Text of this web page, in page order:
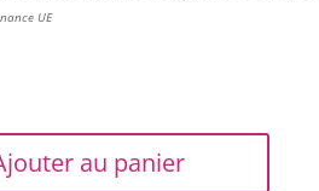
UE
au panier